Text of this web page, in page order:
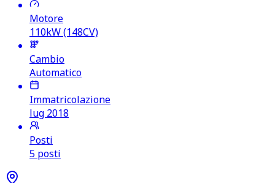
Motore
110kW (148CV)
Cambio
Automatico
Immatricolazione
lug 2018
Posti
5 posti